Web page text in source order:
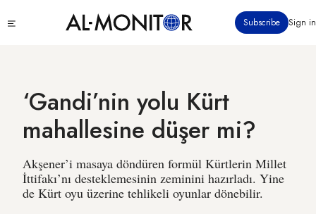
içeriğe
Subscribe Sign in
‘Gandi’nin yolu Kürt
mahallesine düşer mi?
Akşener’i masaya döndüren formül Kürtlerin Millet
İttifakı’nı desteklemesinin zeminini hazırladı. Yine
de Kürt oyu üzerine tehlikeli oyunlar dönebilir.